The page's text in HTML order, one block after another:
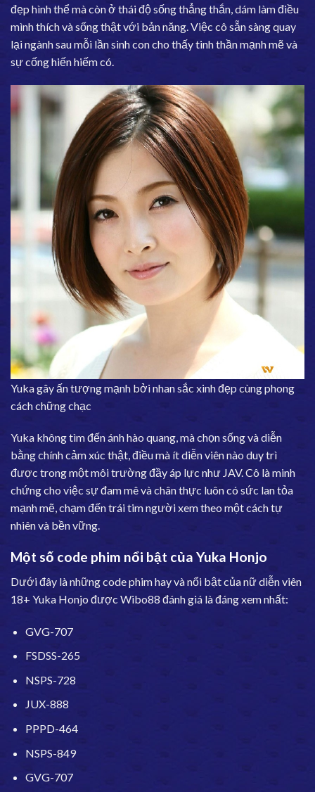
đẹp hình thể mà còn ở thái độ sống thẳng thắn, dám làm điều
mình thích và sống thật với bản năng. Việc cô sẵn sàng quay
lại ngành sau mỗi lần sinh con cho thấy tinh thần mạnh mẽ và
sự cống hiến hiếm có.
Yuka gây ấn tượng mạnh bởi nhan sắc xinh đẹp cùng phong
cách chững chạc
Yuka không tìm đến ánh hào quang, mà chọn sống và diễn
bằng chính cảm xúc thật, điều mà ít diễn viên nào duy trì
được trong một môi trường đầy áp lực như JAV. Cô là minh
chứng cho việc sự đam mê và chân thực luôn có sức lan tỏa
mạnh mẽ, chạm đến trái tim người xem theo một cách tự
nhiên và bền vững.
Một số code phim nổi bật của Yuka Honjo
Dưới đây là những code phim hay và nổi bật của nữ diễn viên
18+ Yuka Honjo được Wibo88 đánh giá là đáng xem nhất:
GVG-707
FSDSS-265
NSPS-728
JUX-888
PPPD-464
NSPS-849
GVG-707